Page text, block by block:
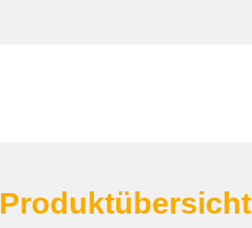
Produkt­übersicht